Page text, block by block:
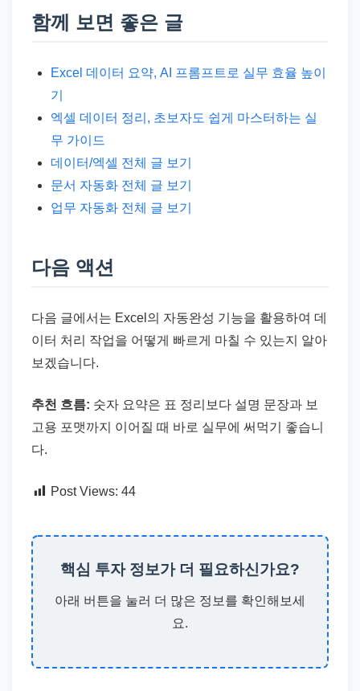
함께 보면 좋은 글
Excel 데이터 요약, AI 프롬프트로 실무 효율 높이
기
엑셀 데이터 정리, 초보자도 쉽게 마스터하는 실
무 가이드
데이터/엑셀 전체 글 보기
문서 자동화 전체 글 보기
업무 자동화 전체 글 보기
다음 액션
다음 글에서는 Excel의 자동완성 기능을 활용하여 데
이터 처리 작업을 어떻게 빠르게 마칠 수 있는지 알아
보겠습니다.
추천 흐름: 숫자 요약은 표 정리보다 설명 문장과 보
고용 포맷까지 이어질 때 바로 실무에 써먹기 좋습니
다.
Post Views: 44
핵심 투자 정보가 더 필요하신가요?
아래 버튼을 눌러 더 많은 정보를 확인해보세
요.